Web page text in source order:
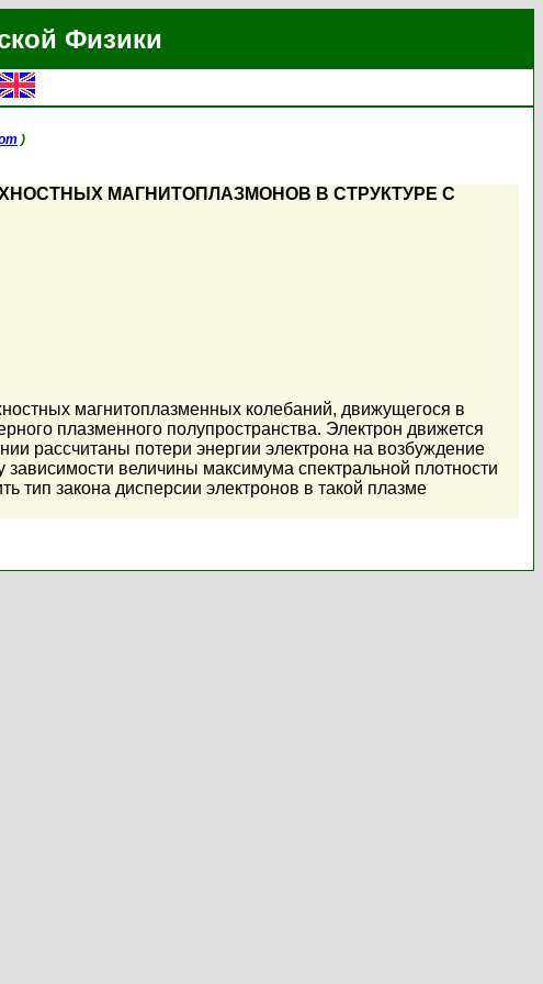
Физики
)
МАГНИТОПЛАЗМОНОВ В СТРУКТУРЕ С
магнитоплазменных колебаний, движущегося в
плазменного полупространства. Электрон движется
рассчитаны потери энергии электрона на возбуждение
величины максимума спектральной плотности
тип закона дисперсии электронов в такой плазме